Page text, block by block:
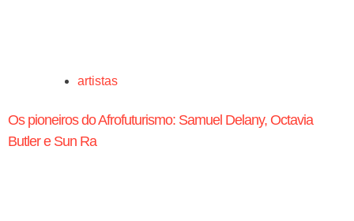
artistas
Os pioneiros do Afrofuturismo: Samuel Delany, Octavia
Butler e Sun Ra